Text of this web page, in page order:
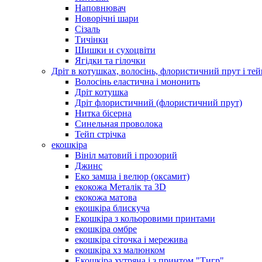
Наповнювач
Новорічні шари
Сізаль
Тичінки
Шишки и сухоцвіти
Ягідки та гілочки
Дріт в котушках, волосінь, флористичний прут і
Волосінь еластична і мононить
Дріт котушка
Дріт флористичний (флористичний прут)
Нитка бісерна
Синельная проволока
Тейп стрічка
екошкіра
Вініл матовий і прозорий
Джинс
Еко замша і велюр (оксамит)
екокожа Металік та 3D
екокожа матова
екошкіра блискуча
Екошкіра з кольоровими принтами
екошкіра омбре
екошкіра сіточка і мережива
екошкіра хз малюнком